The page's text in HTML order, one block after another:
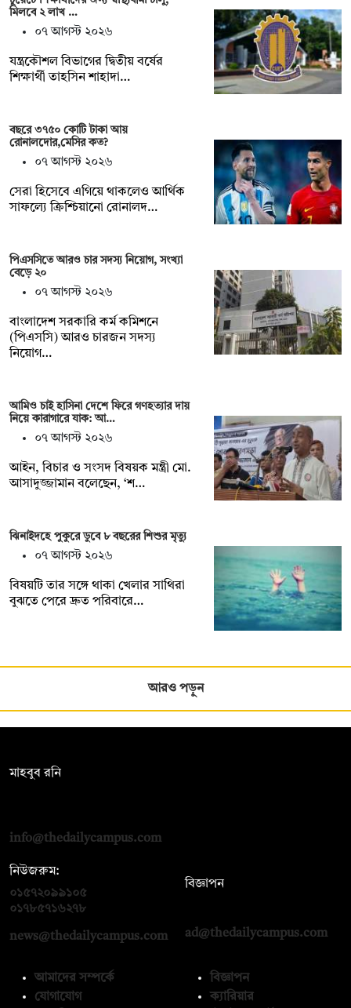
মিলবে ২ লাখ …
০৭ আগস্ট ২০২৬
যন্ত্রকৌশল বিভাগের দ্বিতীয় বর্ষের
শিক্ষার্থী তাহসিন শাহাদা…
বছরে ৩৭৫০ কোটি টাকা আয়
রোনালদোর,মেসির কত?
০৭ আগস্ট ২০২৬
সেরা হিসেবে এগিয়ে থাকলেও আর্থিক
সাফল্যে ক্রিশ্চিয়ানো রোনালদ…
পিএসসিতে আরও চার সদস্য নিয়োগ, সংখ্যা
বেড়ে ২০
০৭ আগস্ট ২০২৬
বাংলাদেশ সরকারি কর্ম কমিশনে
(পিএসসি) আরও চারজন সদস্য
নিয়োগ…
আমিও চাই হাসিনা দেশে ফিরে গণহত্যার দায়
নিয়ে কারাগারে যাক: আ…
০৭ আগস্ট ২০২৬
আইন, বিচার ও সংসদ বিষয়ক মন্ত্রী মো.
আসাদুজ্জামান বলেছেন, ‘শ…
ঝিনাইদহে পুকুরে ডুবে ৮ বছরের শিশুর মৃত্যু
০৭ আগস্ট ২০২৬
বিষয়টি তার সঙ্গে থাকা খেলার সাথিরা
বুঝতে পেরে দ্রুত পরিবারে…
আরও পড়ুন
মাহবুব রনি
info@thedailycampus.com
নিউজরুম:
০১৫৭২০৯৯১০৫
০১৭৮৫৭১৬২৭৮
news@thedailycampus.com
বিজ্ঞাপন
ad@thedailycampus.com
আমাদের সম্পর্কে
যোগাযোগ
বিজ্ঞাপন
ক্যারিয়ার